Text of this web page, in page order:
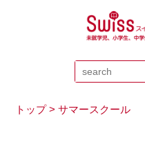
トップ> サマースクール